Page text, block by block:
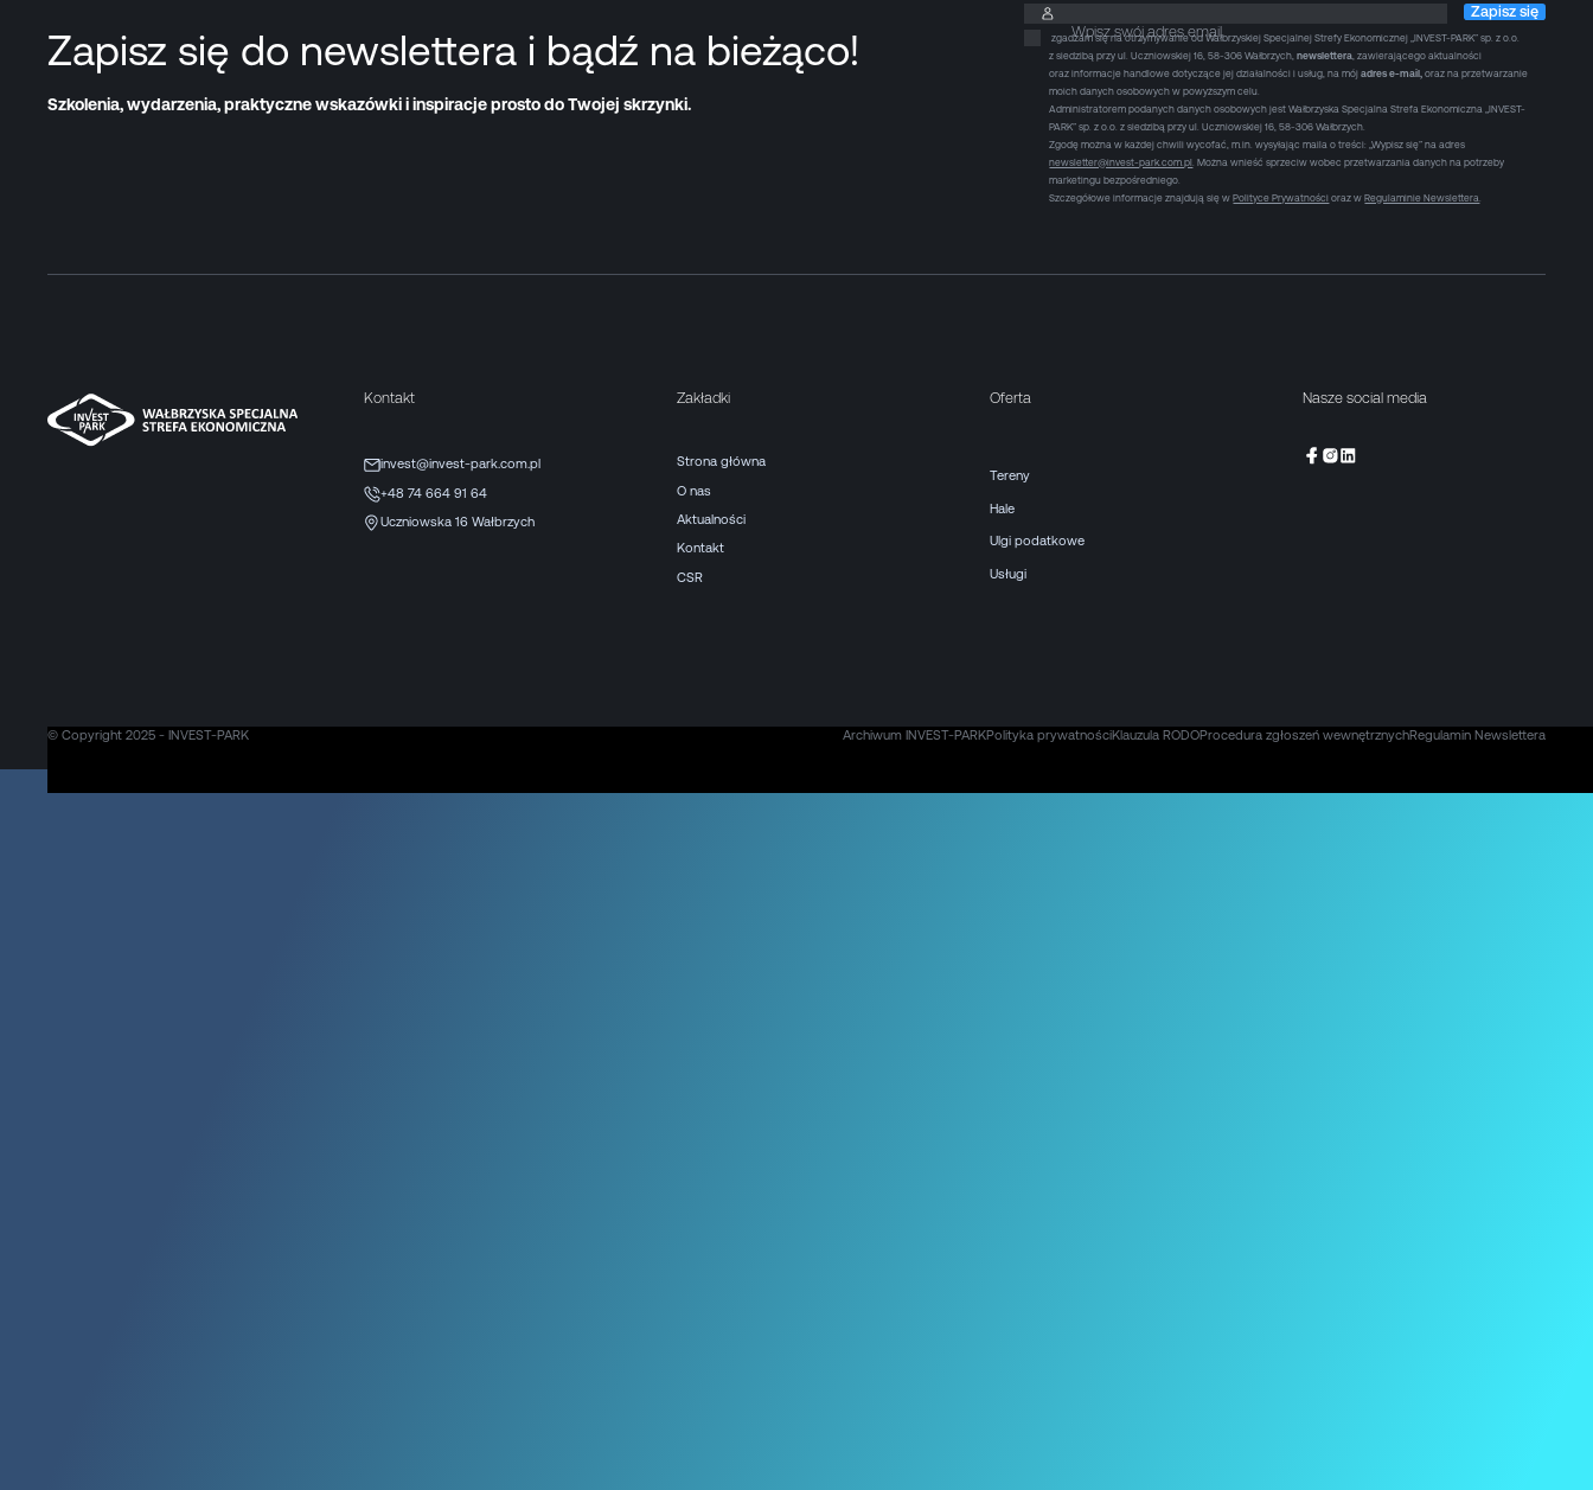
Zapisz się do newslettera i bądź na bieżąco!
Szkolenia, wydarzenia, praktyczne wskazówki i inspiracje prosto do Twojej skrzynki.
Wpisz swój adres email
Zapisz się
zgadzam się na otrzymywanie od Wałbrzyskiej Specjalnej Strefy Ekonomicznej „INVEST-PARK” sp. z o.o.
z siedzibą przy ul. Uczniowskiej 16, 58-306 Wałbrzych,newslettera, zawierającego aktualności
oraz informacje handlowe dotyczące jej działalności i usług, na mójadres e-mail,oraz na przetwarzanie
moich danych osobowych w powyższym celu.
Administratorem podanych danych osobowych jest Wałbrzyska Specjalna Strefa Ekonomiczna „INVEST-
PARK” sp. z o.o. z siedzibą przy ul. Uczniowskiej 16, 58-306 Wałbrzych.
Zgodę można w każdej chwili wycofać, m.in. wysyłając maila o treści: „Wypisz się” na adres
newsletter@invest-park.com.pl. Można wnieść sprzeciw wobec przetwarzania danych na potrzeby
marketingu bezpośredniego.
Szczegółowe informacje znajdują się wPolityce Prywatności oraz wRegulaminie Newslettera.
Kontakt
invest@invest-park.com.pl
+48 74 664 91 64
Uczniowska 16 Wałbrzych
Zakładki
Strona główna
O nas
Aktualności
Kontakt
CSR
Oferta
Tereny
Hale
Ulgi podatkowe
Usługi
Nasze social media
© Copyright 2025 - INVEST-PARK Archiwum INVEST-PARKPolityka prywatnościKlauzula RODOProcedura zgłoszeń wewnętrznychRegulamin Newslettera